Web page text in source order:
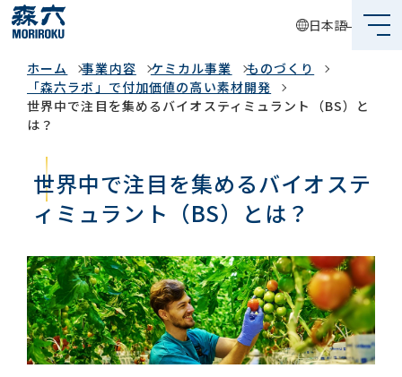
日本語
森六って何？
企業情報
事業内容
サステナビリティ
採用情報
ホーム 事業内容 ケミカル事業
ものづくり
「森六ラボ」で付加価値の高い素材開発
世界中で注目を集めるバイオスティミュラント（BS）と
は？
世界中で注目を集めるバイオステ
ィミュラント（BS）とは？